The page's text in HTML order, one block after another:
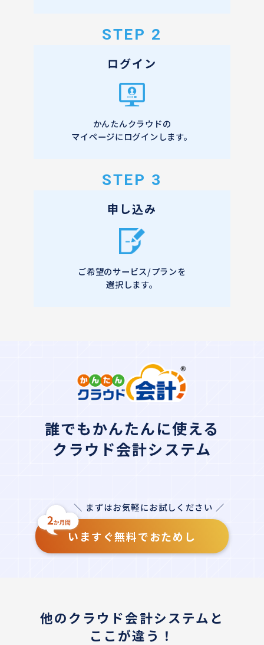
STEP 2
ログイン
かんたんクラウドの
マイページにログインします。
STEP 3
申し込み
ご希望のサービス/プランを
選択します。
誰でもかんたんに使える
クラウド会計システム
＼ まずはお気軽にお試しください ／
いますぐ無料でおためし
他のクラウド会計システムと
ここが違う！